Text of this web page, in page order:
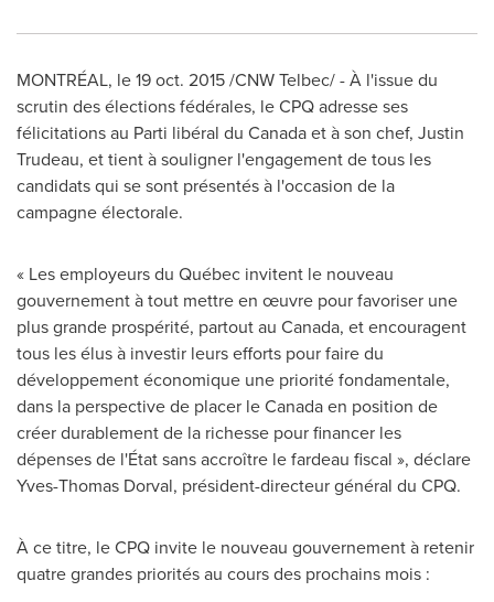
MONTRÉAL, le19 oct. 2015/CNW Telbec/ - À l'issue du
scrutin des élections fédérales, le CPQ adresse ses
félicitations au Parti libéral du Canadaet à son chef, Justin
Trudeau, et tient à souligner l'engagement de tous les
candidats qui se sont présentés à l'occasion de la
campagne électorale.
« Les employeurs du Québec invitent le nouveau
gouvernement à tout mettre en œuvre pour favoriser une
plus grande prospérité, partout au Canada, et encouragent
tous les élus à investir leurs efforts pour faire du
développement économique une priorité fondamentale,
dans la perspective de placer leCanadaen position de
créer durablement de la richesse pour financer les
dépenses de l'État sans accroître le fardeau fiscal », déclare
Yves-Thomas Dorval, président-directeur général du CPQ.
À ce titre, le CPQ invite le nouveau gouvernement à retenir
quatre grandes priorités au cours des prochains mois :